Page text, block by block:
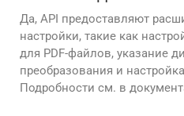
Да, API предоставляют
настройки, такие как
для PDF-файлов, указание
преобразования и
Подробности см. в